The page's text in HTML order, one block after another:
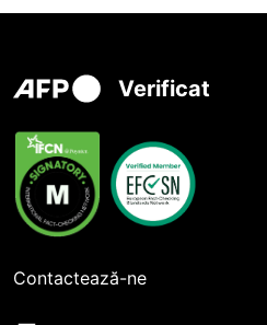
Verificat
Contactează-ne